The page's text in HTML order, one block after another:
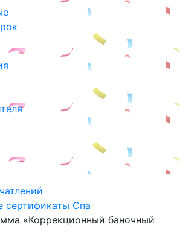
сертификаты Спа
«Коррекционный баночный